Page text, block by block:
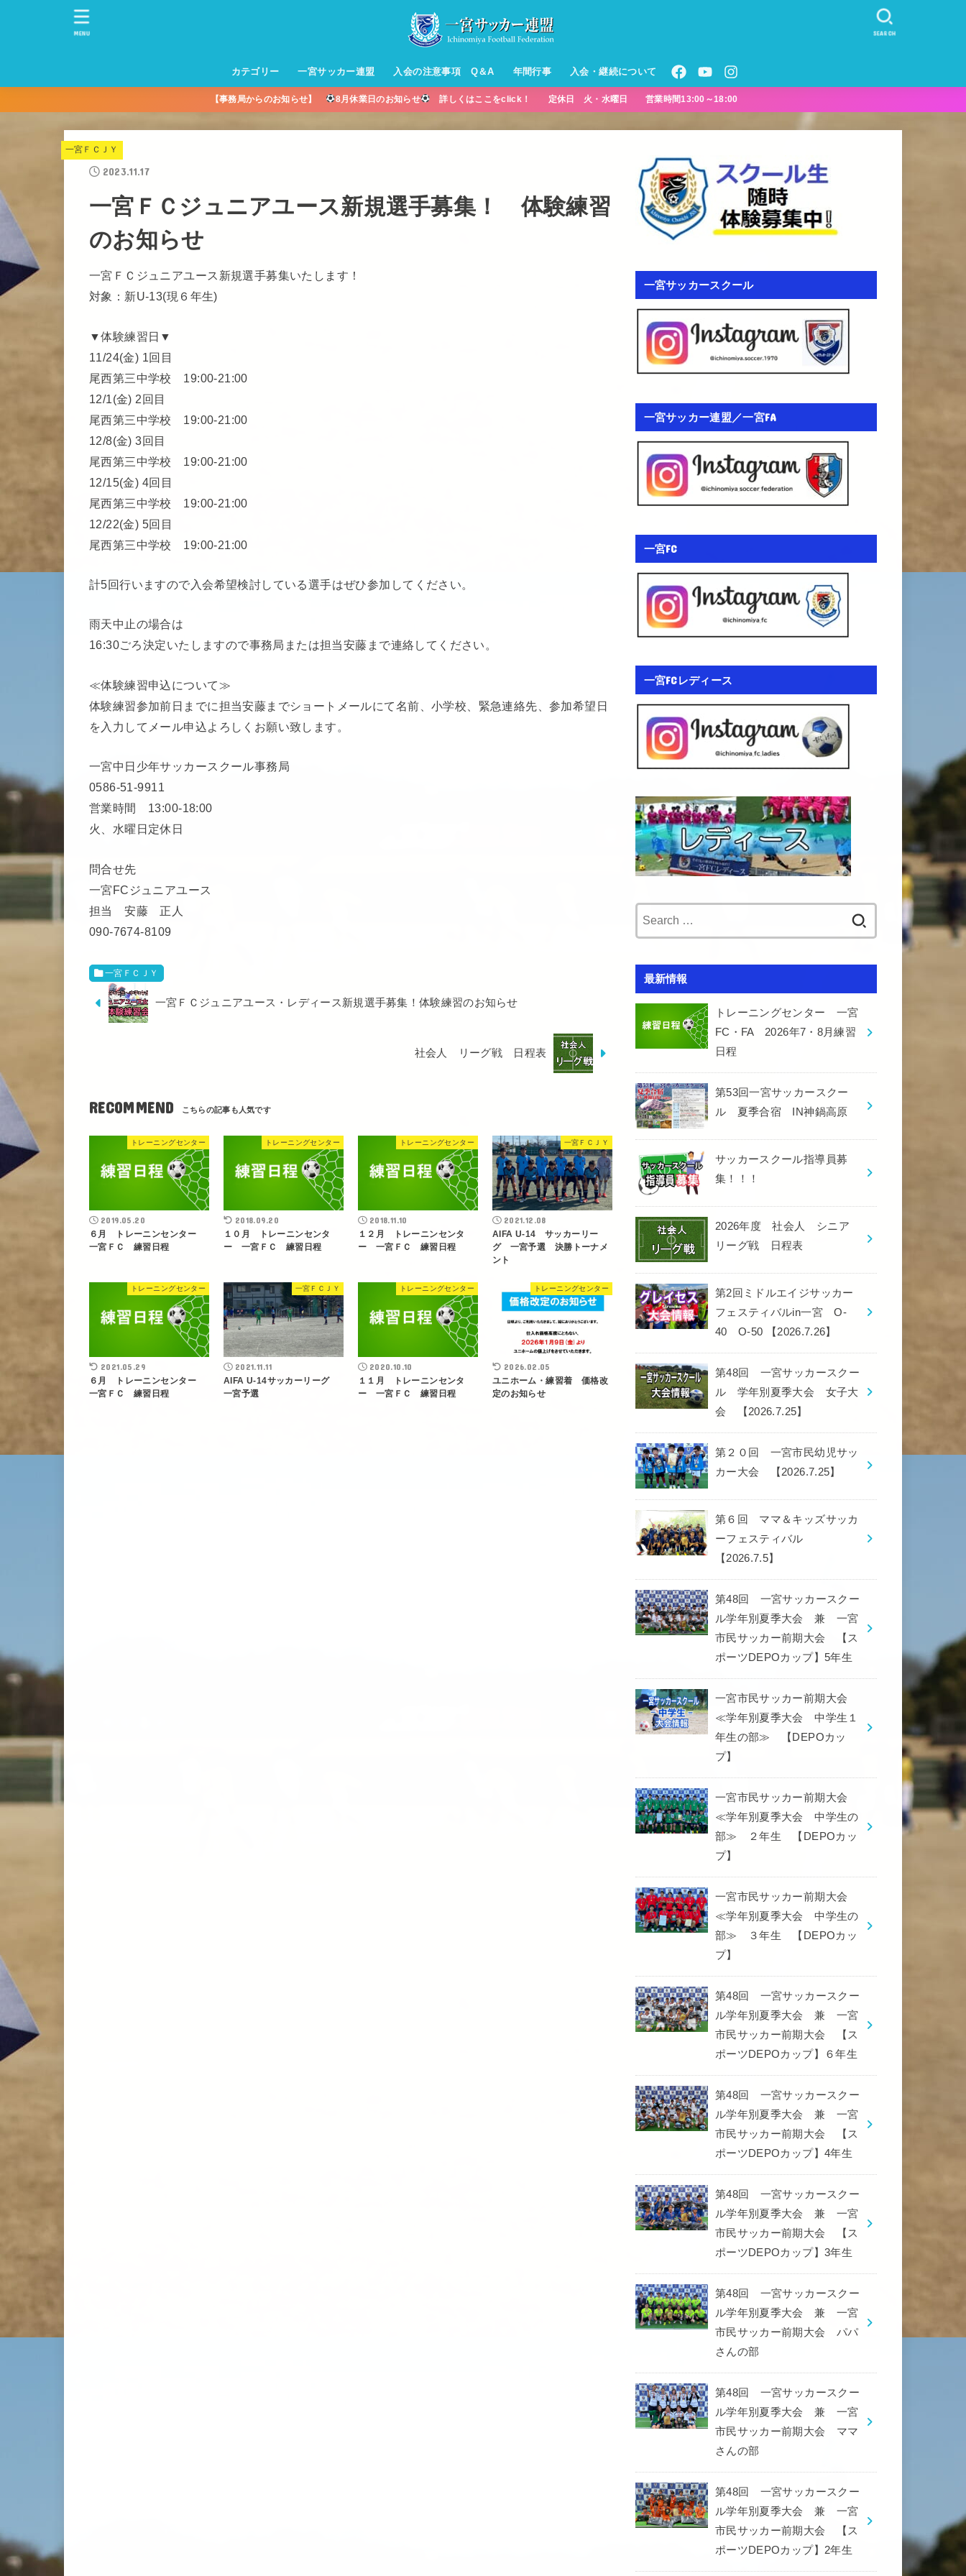
カテゴリー
一宮サッカースクール【小学生】
トレーニングセンター【小学生】
一宮FA
一宮FC
一宮ＦＣレディース
一宮サッカースクール【中学生】
中学生練習
一宮ＦＣＪＹ【中学生男子】
一宮ＦＣＪYレディース【中学生
女子】
幼児トレセン【年長・年中・年
少】
パパさんママさん
親子の部
社会人の部
コルボス 【シニア】
フットサル
コルボスリーグ
グレイセス
一宮サッカー連盟 入会の注意事項 Q＆A 年間行事 入会・継続について
SEARCH
MENU
【事務局からのお知らせ】 8月休業日のお知らせ 詳しくはここをclick！ 定休日 火・水曜日 営業時間13:00～18:00
一宮ＦＣＪＹ
2023.11.17
一宮ＦＣジュニアユース新規選手募集！ 体験練習
のお知らせ
一宮ＦＣジュニアユース新規選手募集いたします！
対象：新U-13(現６年生)
▼体験練習日▼
11/24(金) 1回目
尾西第三中学校 19:00-21:00
12/1(金) 2回目
尾西第三中学校 19:00-21:00
12/8(金) 3回目
尾西第三中学校 19:00-21:00
12/15(金) 4回目
尾西第三中学校 19:00-21:00
12/22(金) 5回目
尾西第三中学校 19:00-21:00
計5回行いますので入会希望検討している選手はぜひ参加してください。
雨天中止の場合は
16:30ごろ決定いたしますので事務局または担当安藤まで連絡してください。
≪体験練習申込について≫
体験練習参加前日までに担当安藤までショートメールにて名前、小学校、緊急連絡先、参加希望日
を入力してメール申込よろしくお願い致します。
一宮中日少年サッカースクール事務局
0586-51-9911
営業時間 13:00-18:00
火、水曜日定休日
問合せ先
一宮FCジュニアユース
担当 安藤 正人
090-7674-8109
一宮ＦＣＪＹ
一宮ＦＣジュニアユース・レディース新規選手募集！体験練習のお知らせ
社会人 リーグ戦 日程表
RECOMMEND
トレーニングセンター
2019.05.20
６月 トレーニンセンター
一宮ＦＣ 練習日程
トレーニングセンター
2018.09.20
１０月 トレーニンセンタ
ー 一宮ＦＣ 練習日程
トレーニングセンター
2018.11.10
１２月 トレーニンセンタ
ー 一宮ＦＣ 練習日程
一宮ＦＣＪＹ
2021.12.08
AIFA U-14 サッカーリー
グ 一宮予選 決勝トーナメ
ント
トレーニングセンター
2021.05.29
６月 トレーニンセンター
一宮ＦＣ 練習日程
一宮ＦＣＪＹ
2021.11.11
AIFA U-14サッカーリーグ
一宮予選
トレーニングセンター
2020.10.10
１１月 トレーニンセンタ
ー 一宮ＦＣ 練習日程
トレーニングセンター
2026.02.05
ユニホーム・練習着 価格改
定のお知らせ
一宮サッカースクール
一宮サッカー連盟／一宮FA
一宮FC
一宮FCレディース
最新情報
トレーニングセンター 一宮
FC・FA 2026年7・8月練習
日程
第53回一宮サッカースクー
ル 夏季合宿 IN神鍋高原
サッカースクール指導員募
集！！！
2026年度 社会人 シニア
リーグ戦 日程表
第2回ミドルエイジサッカー
フェスティバルin一宮 O-
40 O-50 【2026.7.26】
第48回 一宮サッカースクー
ル 学年別夏季大会 女子大
会 【2026.7.25】
第２０回 一宮市民幼児サッ
カー大会 【2026.7.25】
第６回 ママ＆キッズサッカ
ーフェスティバル
【2026.7.5】
第48回 一宮サッカースクー
ル学年別夏季大会 兼 一宮
市民サッカー前期大会 【ス
ポーツDEPOカップ】5年生
一宮市民サッカー前期大会
≪学年別夏季大会 中学生１
年生の部≫ 【DEPOカッ
プ】
一宮市民サッカー前期大会
≪学年別夏季大会 中学生の
部≫ ２年生 【DEPOカッ
プ】
一宮市民サッカー前期大会
≪学年別夏季大会 中学生の
部≫ ３年生 【DEPOカッ
プ】
第48回 一宮サッカースクー
ル学年別夏季大会 兼 一宮
市民サッカー前期大会 【ス
ポーツDEPOカップ】６年生
第48回 一宮サッカースクー
ル学年別夏季大会 兼 一宮
市民サッカー前期大会 【ス
ポーツDEPOカップ】4年生
第48回 一宮サッカースクー
ル学年別夏季大会 兼 一宮
市民サッカー前期大会 【ス
ポーツDEPOカップ】3年生
第48回 一宮サッカースクー
ル学年別夏季大会 兼 一宮
市民サッカー前期大会 パパ
さんの部
第48回 一宮サッカースクー
ル学年別夏季大会 兼 一宮
市民サッカー前期大会 ママ
さんの部
第48回 一宮サッカースクー
ル学年別夏季大会 兼 一宮
市民サッカー前期大会 【ス
ポーツDEPOカップ】2年生